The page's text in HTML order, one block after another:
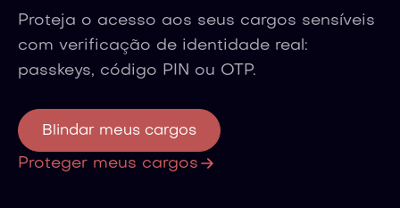
Proteja o acesso aos seus cargos sensíveis
com verificação de identidade real:
passkeys, código PIN ou OTP.
Blindar meus cargos
Proteger meus cargos